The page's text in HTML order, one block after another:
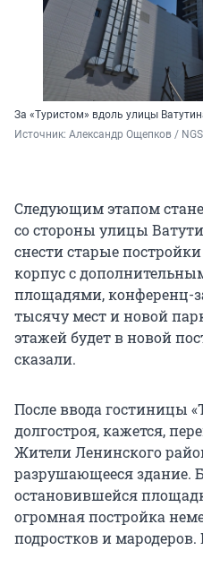
За «Туристом» вдоль улицы
Источник: Александр Ощепков /
Следующим этапом
со стороны улицы
снести старые
корпус с
площадями, конференц-
тысячу мест и новой
этажей будет в новой
сказали.
После ввода гостиницы
долгостроя, кажется,
Жители Ленинского
разрушающееся здание.
остановившейся
огромная постройка
подростков и мародеров.